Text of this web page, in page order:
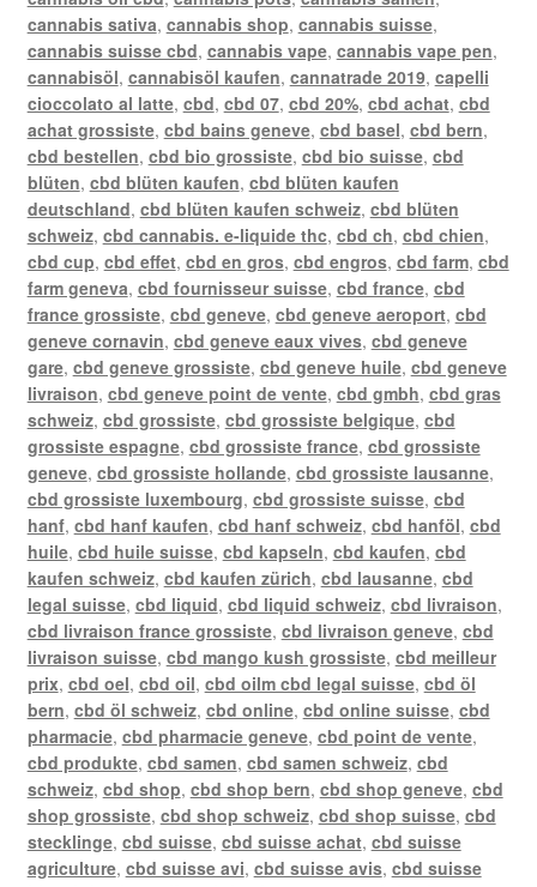
cannabis sativa, cannabis shop, cannabis suisse,
cannabis suisse cbd, cannabis vape, cannabis vape pen,
cannabisöl, cannabisöl kaufen, cannatrade 2019, capelli
cioccolato al latte, cbd, cbd 07, cbd 20%, cbd achat, cbd
achat grossiste, cbd bains geneve, cbd basel, cbd bern,
cbd bestellen, cbd bio grossiste, cbd bio suisse, cbd
blüten, cbd blüten kaufen, cbd blüten kaufen
deutschland, cbd blüten kaufen schweiz, cbd blüten
schweiz, cbd cannabis. e-liquide thc, cbd ch, cbd chien,
cbd cup, cbd effet, cbd en gros, cbd engros, cbd farm, cbd
farm geneva, cbd fournisseur suisse, cbd france, cbd
france grossiste, cbd geneve, cbd geneve aeroport, cbd
geneve cornavin, cbd geneve eaux vives, cbd geneve
gare, cbd geneve grossiste, cbd geneve huile, cbd geneve
livraison, cbd geneve point de vente, cbd gmbh, cbd gras
schweiz, cbd grossiste, cbd grossiste belgique, cbd
grossiste espagne, cbd grossiste france, cbd grossiste
geneve, cbd grossiste hollande, cbd grossiste lausanne,
cbd grossiste luxembourg, cbd grossiste suisse, cbd
hanf, cbd hanf kaufen, cbd hanf schweiz, cbd hanföl, cbd
huile, cbd huile suisse, cbd kapseln, cbd kaufen, cbd
kaufen schweiz, cbd kaufen zürich, cbd lausanne, cbd
legal suisse, cbd liquid, cbd liquid schweiz, cbd livraison,
cbd livraison france grossiste, cbd livraison geneve, cbd
livraison suisse, cbd mango kush grossiste, cbd meilleur
prix, cbd oel, cbd oil, cbd oilm cbd legal suisse, cbd öl
bern, cbd öl schweiz, cbd online, cbd online suisse, cbd
pharmacie, cbd pharmacie geneve, cbd point de vente,
cbd produkte, cbd samen, cbd samen schweiz, cbd
schweiz, cbd shop, cbd shop bern, cbd shop geneve, cbd
shop grossiste, cbd shop schweiz, cbd shop suisse, cbd
stecklinge, cbd suisse, cbd suisse achat, cbd suisse
agriculture, cbd suisse avi, cbd suisse avis, cbd suisse